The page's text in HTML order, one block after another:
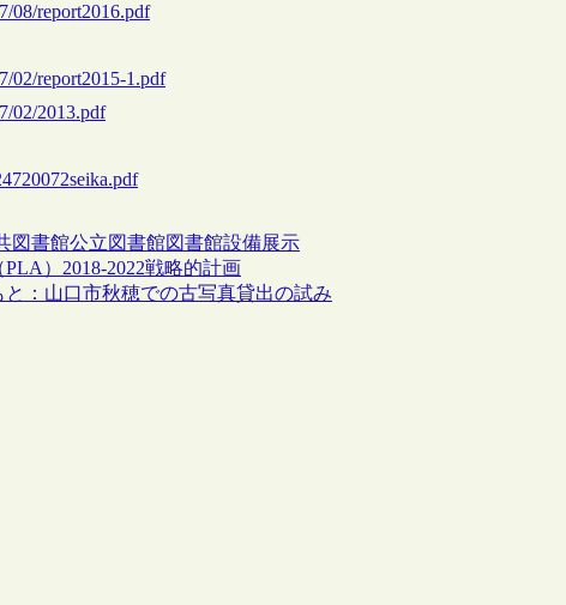
08/report2016.pdf
02/report2015-1.pdf
02/2013.pdf
図書館公立図書館図書館設備展示
）2018-2022戦略的計画
：山口市秋穂での古写真貸出の試み